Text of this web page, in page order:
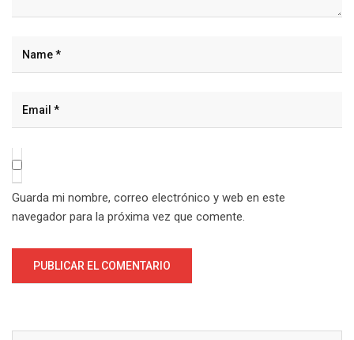
Guarda mi nombre, correo electrónico y web en este
navegador para la próxima vez que comente.